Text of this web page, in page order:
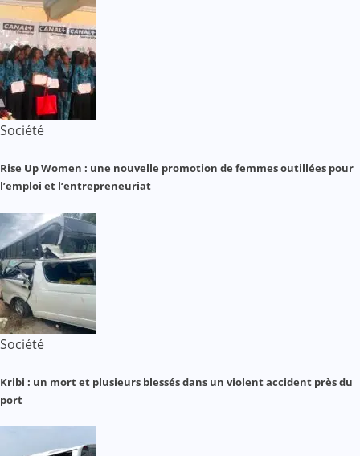
Société
Rise Up Women : une nouvelle promotion de femmes outillées pour
l’emploi et l’entrepreneuriat
Société
Kribi : un mort et plusieurs blessés dans un violent accident près du
port